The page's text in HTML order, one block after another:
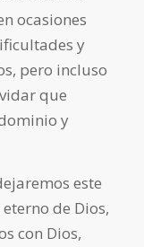
ocasiones
y
pero incluso
que
y
este
de Dios,
con Dios,